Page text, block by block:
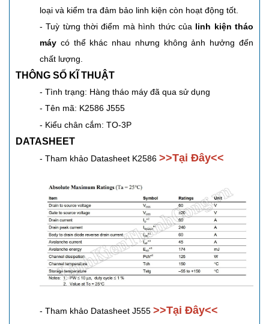
loại và kiểm tra đảm bảo linh kiện còn hoạt động tốt.
- Tuỳ từng thời điểm mà hình thức của linh kiện tháo
máy có thể khác nhau nhưng không ảnh hưởng đến
chất lượng.
THÔNG SỐ KĨ THUẬT
- Tình trạng: Hàng tháo máy đã qua sử dụng
- Tên mã: K2586 J555
- Kiểu chân cắm: TO-3P
DATASHEET
- Tham khảo Datasheet K2586 >>Tại Đây<<
- Tham khảo Datasheet J555 >>Tại Đây<<